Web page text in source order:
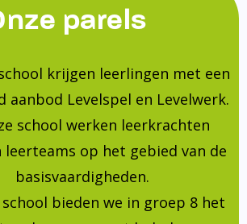
parels
krijgen leerlingen met een
aanbod Levelspel en Levelwerk.
school werken leerkrachten
leerteams op het gebied van de
basisvaardigheden.
bieden we in groep 8 het